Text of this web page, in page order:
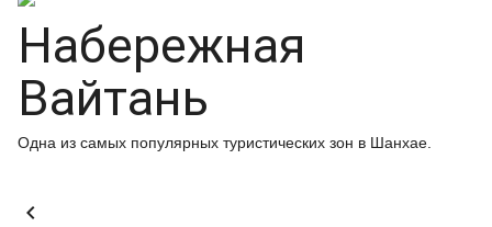
Набережная
Вайтань
Одна из самых популярных туристических зон в Шанхае.
